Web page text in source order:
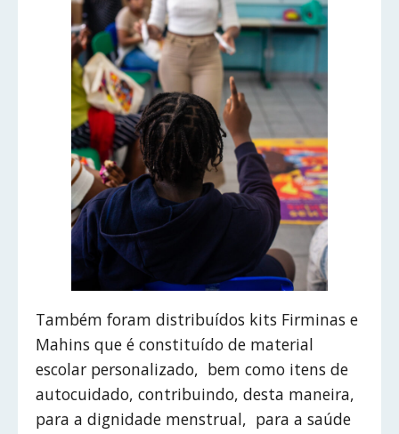
Também foram distribuídos kits Firminas e
Mahins que é constituído de material
escolar personalizado, bem como itens de
autocuidado, contribuindo, desta maneira,
para a dignidade menstrual, para a saúde